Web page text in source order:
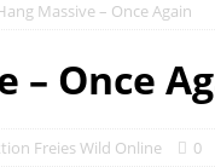
Massive – Once Again
– Once
Freies Wild Online 0